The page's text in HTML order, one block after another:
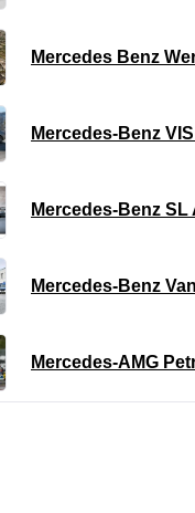
Mercedes Benz
Mercedes-Benz
Mercedes-Benz
Mercedes-Benz
Mercedes-AMG